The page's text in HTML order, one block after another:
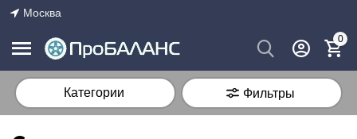
Москва
0
Категории Фильтры